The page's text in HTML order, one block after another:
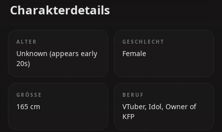
Charakterdetails
ALTER
Unknown (appears early
20s)
GESCHLECHT
Female
GRÖSSE
165 cm
BERUF
VTuber, Idol, Owner of
KFP